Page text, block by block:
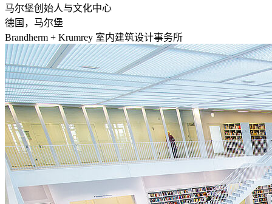
马尔堡创始人与文化中心
德国，马尔堡
Brandherm + Krumrey 室内建筑设计事务所